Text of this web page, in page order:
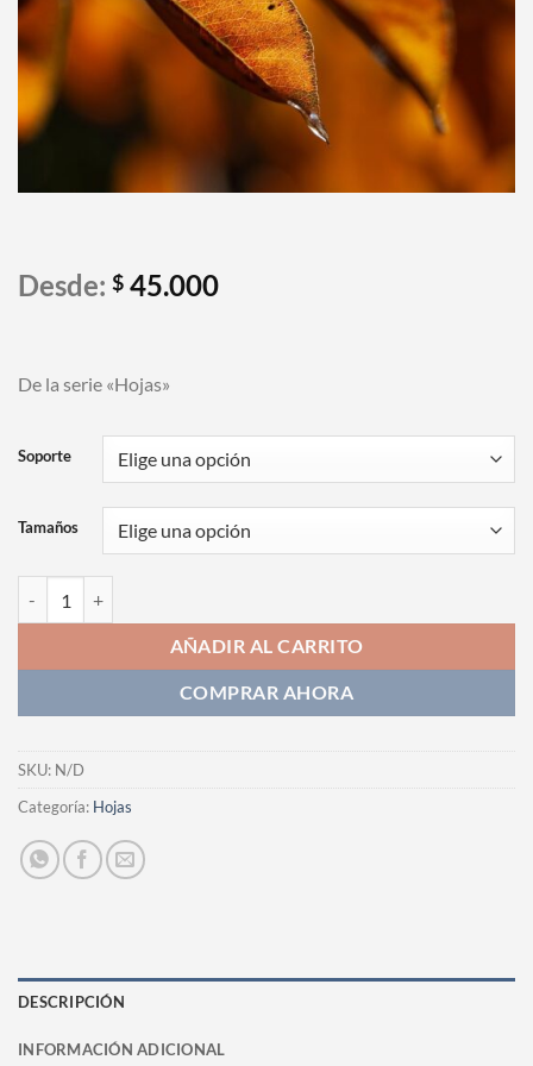
Desde: $ 45.000
De la serie «Hojas»
Soporte
Tamaños
AÑADIR AL CARRITO
COMPRAR AHORA
SKU: N/D
Categoría: Hojas
DESCRIPCIÓN
INFORMACIÓN ADICIONAL